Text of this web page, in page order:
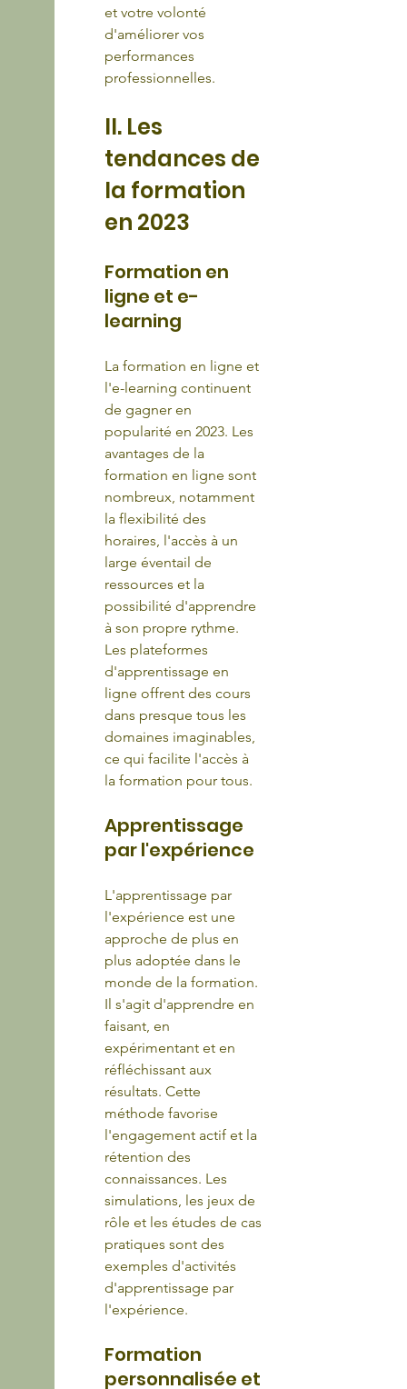
et votre volonté
d'améliorer vos
performances
professionnelles.
II. Les
tendances de
la formation
en 2023
Formation en
ligne et e-
learning
La formation en ligne et
l'e-learning continuent
de gagner en
popularité en 2023. Les
avantages de la
formation en ligne sont
nombreux, notamment
la flexibilité des
horaires, l'accès à un
large éventail de
ressources et la
possibilité d'apprendre
à son propre rythme.
Les plateformes
d'apprentissage en
ligne offrent des cours
dans presque tous les
domaines imaginables,
ce qui facilite l'accès à
la formation pour tous.
Apprentissage
par l'expérience
L'apprentissage par
l'expérience est une
approche de plus en
plus adoptée dans le
monde de la formation.
Il s'agit d'apprendre en
faisant, en
expérimentant et en
réfléchissant aux
résultats. Cette
méthode favorise
l'engagement actif et la
rétention des
connaissances. Les
simulations, les jeux de
rôle et les études de cas
pratiques sont des
exemples d'activités
d'apprentissage par
l'expérience.
Formation
personnalisée et